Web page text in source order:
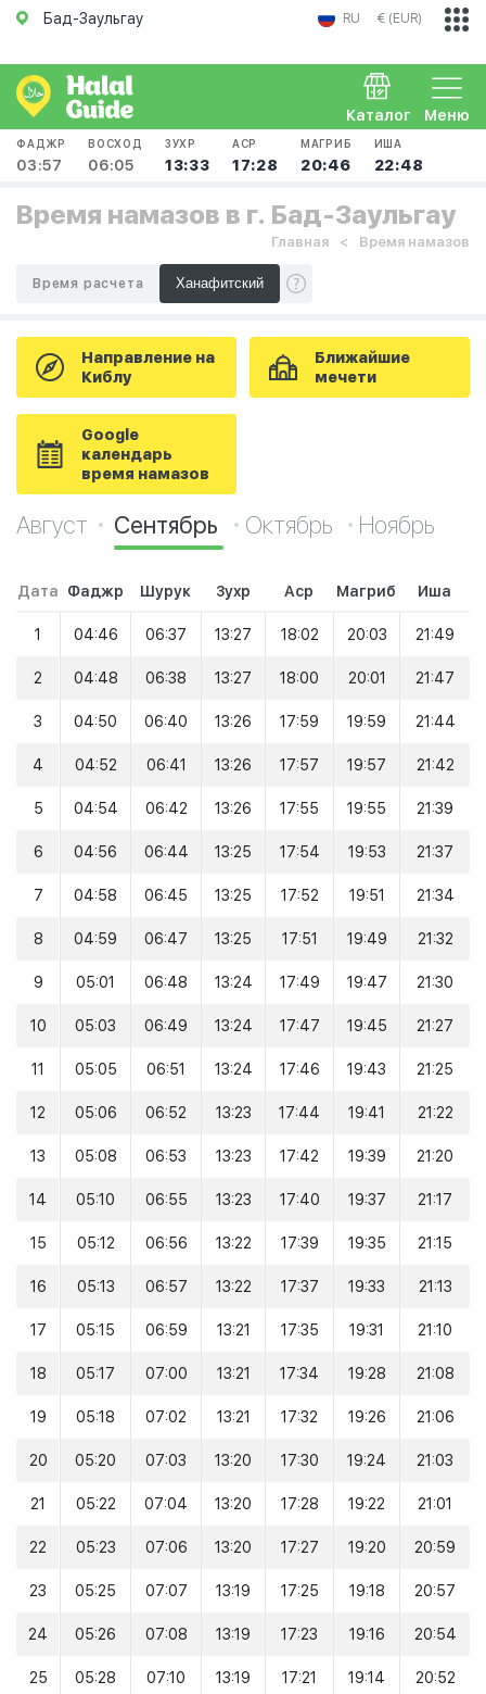
Бад-Заульгау RU € (EUR)
Меню
Каталог
ФАДЖР
03:57
ВОСХОД
06:05
ЗУХР
13:33
АСР
17:28
МАГРИБ
20:46
ИША
22:48
Время намазов в г. Бад-Заульгау
Главная Время намазов
Время расчета
Направление на
Киблу
Ближайшие
мечети
Google
календарь
время намазов
Август Сентябрь Октябрь Ноябрь
Дата Фаджр Шурук Зухр Аср Магриб Иша
1 04:46 06:37 13:27 18:02 20:03 21:49
2 04:48 06:38 13:27 18:00 20:01 21:47
3 04:50 06:40 13:26 17:59 19:59 21:44
4 04:52 06:41 13:26 17:57 19:57 21:42
5 04:54 06:42 13:26 17:55 19:55 21:39
6 04:56 06:44 13:25 17:54 19:53 21:37
7 04:58 06:45 13:25 17:52 19:51 21:34
8 04:59 06:47 13:25 17:51 19:49 21:32
9 05:01 06:48 13:24 17:49 19:47 21:30
10 05:03 06:49 13:24 17:47 19:45 21:27
11 05:05 06:51 13:24 17:46 19:43 21:25
12 05:06 06:52 13:23 17:44 19:41 21:22
13 05:08 06:53 13:23 17:42 19:39 21:20
14 05:10 06:55 13:23 17:40 19:37 21:17
15 05:12 06:56 13:22 17:39 19:35 21:15
16 05:13 06:57 13:22 17:37 19:33 21:13
17 05:15 06:59 13:21 17:35 19:31 21:10
18 05:17 07:00 13:21 17:34 19:28 21:08
19 05:18 07:02 13:21 17:32 19:26 21:06
20 05:20 07:03 13:20 17:30 19:24 21:03
21 05:22 07:04 13:20 17:28 19:22 21:01
22 05:23 07:06 13:20 17:27 19:20 20:59
23 05:25 07:07 13:19 17:25 19:18 20:57
24 05:26 07:08 13:19 17:23 19:16 20:54
25 05:28 07:10 13:19 17:21 19:14 20:52